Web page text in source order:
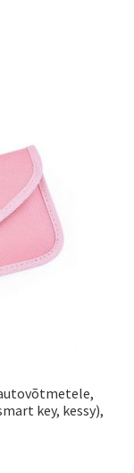
key, kessy),